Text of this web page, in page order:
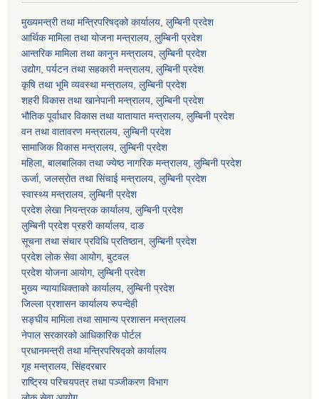
मुख्यमन्त्री तथा मन्त्रिपरिषद्को कार्यालय, लुम्बिनी प्रदेश
आर्थिक मामिला तथा योजना मन्त्रालय, लुम्बिनी प्रदेश
आन्तरिक मामिला तथा कानुन मन्त्रालय, लुम्बिनी प्रदेश
उद्योग, पर्यटन तथा सहकारी मन्त्रालय, लुम्बिनी प्रदेश
कृषि तथा भूमि व्यवस्था मन्त्रालय, लुम्बिनी प्रदेश
शहरी विकास तथा खानेपानी मन्त्रालय, लुम्बिनी प्रदेश
भौतिक पूर्वाधार विकास तथा यातायात मन्त्रालय, लुम्बिनी प्रदेश
वन तथा वातावरण मन्त्रालय, लुम्बिनी प्रदेश
सामाजिक विकास मन्त्रालय, लुम्बिनी प्रदेश
महिला, बालबालिका तथा ज्येष्ठ नागरिक मन्त्रालय, लुम्बिनी प्रदेश
ऊर्जा, जलस्रोत तथा सिंचाई मन्त्रालय, लुम्बिनी प्रदेश
स्वास्थ्य मन्त्रालय, लुम्बिनी प्रदेश
प्रदेश लेखा नियन्त्रक कार्यालय, लुम्बिनी प्रदेश
लुम्बिनी प्रदेश प्रहरी कार्यालय, दाङ
सूचना तथा संचार प्रविधि प्रतिष्ठान, लुम्बिनी प्रदेश
प्रदेश लोक सेवा आयोग, बुटवल
प्रदेश योजना आयोग, लुम्बिनी प्रदेश
मुख्य न्यायाधिक्ताको कार्यालय, लुम्बिनी प्रदेश
जिल्ला प्रशासन कार्यालय रुपन्देही
सङ्घीय मामिला तथा सामान्य प्रशासन मन्त्रालय
नेपाल सरकारको आधिकारिक पोर्टल
प्रधानमन्त्री तथा मन्त्रिपरिषद्को कार्यालय
गृह मन्त्रालय, सिंहदरबार
राष्ट्रिय परिचयपत्र तथा पञ्जीकरण विभाग